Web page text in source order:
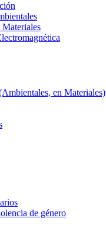
Materiales
en Materiales)
de género